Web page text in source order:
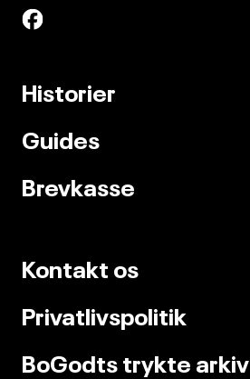
Historier
Guides
Brevkasse
Kontakt os
Privatlivspolitik
BoGodts trykte arkiv